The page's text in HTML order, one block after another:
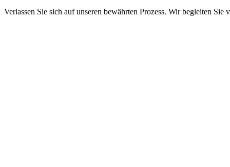
Verlassen Sie sich auf unseren bewährten Prozess. Wir begleiten